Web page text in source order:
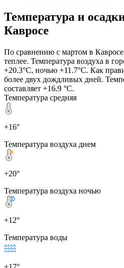
Температура и
Кавросе
По сравнению с мартом в Кавросе
теплее. Температура воздуха в
+20.3°C, ночью +11.7°C. Как
более двух дождливых дней.
составляет +16.9 °C.
Температура средняя
+16°
Температура воздуха днем
+20°
Температура воздуха ночью
+12°
Температура воды